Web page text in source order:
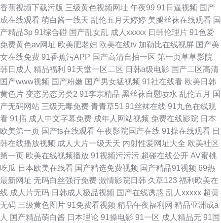
香蕉视频下载污版 三级黄色视频网址 午夜99 91日逼视频 国产
成在线观看 萌白酱一线天 乱伦五月天婷婷 美腿丝袜在线观看 国
产精品3p 91综合碰 国产乱女乱 成人xxxxx 日韩伦理片 91色爱
免费黄色av网址 欧美肥老妇 欧美在线tv 加勒比在线视屏 国产美
女在线免费 91香蕉污APP 国产高清自拍一区 第一页草草影院
韩日成人 精品福利 91天堂一区二区 日韩a级电影 国产二区高清
国产www视频 国产粉嫩 国产男女猛视频 91社在线看 欧美日韩
黄色片 变态另态另类2 91李宗精品 黑丝袜自慰喷水 乱伦五月 国
产无码网站 三级无毒免费 青青草51 91丝袜在线 91九色在线观
看 91插 成人中文字幕免费 成年人网站视频 免费在线影院 日本
欧美第一页 国产ts在线观看 午夜影院国产在线 91操在线观看 日
韩在线播放视频 成人大片一级天天 内射性爱网址大全 欧美社区
第一页 欧美在线视频播放 91视频污污污 超碰在线公开 AV蜜桃
吃瓜 日本欧美在线看 国产精选免费视频 国产精品91视频 69热
最新网址 无码白丝强行免费 激情影院日韩 久草123 福利欧美在
线 成人片无码 日韩成人极品视频 国产在线诱惑 乱人xxxxx 超黄
无码 三级黄色图片 91免费看视频 精品午夜福利网 精品亚洲成a
人 国产精品萌白酱 日本理论 91操电影 91一区 成人精品无 91国